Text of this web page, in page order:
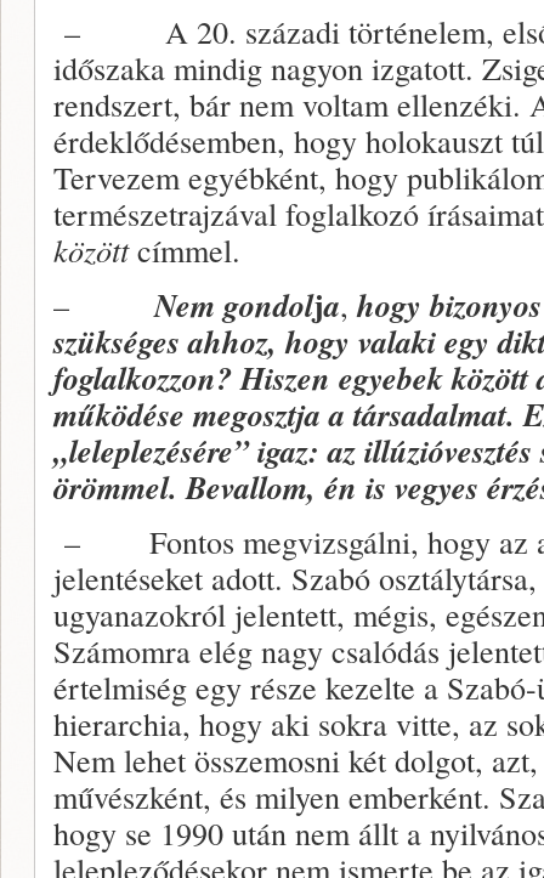
– A 20. századi történelem,
időszaka mindig nagyon izgatott.
rendszert, bár nem voltam ellenzéki.
érdeklődésemben, hogy holokauszt
Tervezem egyébként, hogy
természetrajzával foglalkozó
közöttcímmel.
–Nem gondolja,hogy
szükséges ahhoz, hogy valaki egy
foglalkozzon? Hiszen egyebek
működése megosztja a társadalmat.
„leleplezésére” igaz: az
örömmel. Bevallom, én is vegyes
– Fontos megvizsgálni, hogy az
jelentéseket adott. Szabó
ugyanazokról jelentett, mégis,
Számomra elég nagy csalódás
értelmiség egy része kezelte a
hierarchia, hogy aki sokra vitte, az
Nem lehet összemosni két dolgot,
művészként, és milyen emberként.
hogy se 1990 után nem állt a
lelepleződésekor nem ismerte be az